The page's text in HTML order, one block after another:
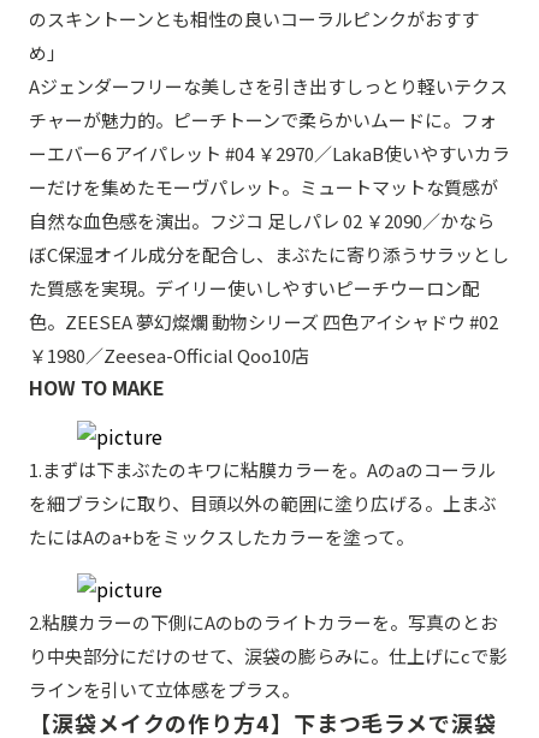
のスキントーンとも相性の良いコーラルピンクがおすす
め」
Aジェンダーフリーな美しさを引き出すしっとり軽いテクス
チャーが魅力的。ピーチトーンで柔らかいムードに。フォ
ーエバー6 アイパレット #04 ￥2970／LakaB使いやすいカラ
ーだけを集めたモーヴパレット。ミュートマットな質感が
自然な血色感を演出。フジコ 足しパレ 02 ￥2090／かなら
ぼC保湿オイル成分を配合し、まぶたに寄り添うサラッとし
た質感を実現。デイリー使いしやすいピーチウーロン配
色。ZEESEA 夢幻燦爛 動物シリーズ 四色アイシャドウ #02
￥1980／Zeesea-Official Qoo10店
HOW TO MAKE
1.まずは下まぶたのキワに粘膜カラーを。Aのaのコーラル
を細ブラシに取り、目頭以外の範囲に塗り広げる。上まぶ
たにはAのa+bをミックスしたカラーを塗って。
2.粘膜カラーの下側にAのbのライトカラーを。写真のとお
り中央部分にだけのせて、涙袋の膨らみに。仕上げにcで影
ラインを引いて立体感をプラス。
【涙袋メイクの作り方4】下まつ毛ラメで涙袋